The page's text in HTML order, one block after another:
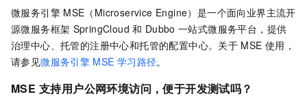
微服务引擎 MSE（Microservice Engine）是一个面向业界主流开
源微服务框架 SpringCloud 和 Dubbo 一站式微服务平台，提供
治理中心、托管的注册中心和托管的配置中心。关于 MSE 使用，
请参见微服务引擎 MSE 学习路径。
MSE 支持用户公网环境访问，便于开发测试吗？